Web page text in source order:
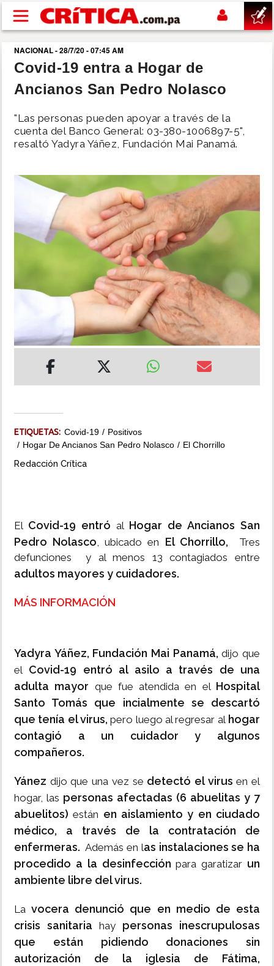
Pasar al contenido principal
buscar
SUCESOS
NACIONAL
DEPORTES
INSÓLITAS
IMPRESO
NACIONAL - 28/7/20 - 07:45 AM
Covid-19 entra a Hogar de
Ancianos San Pedro Nolasco
"Las personas pueden apoyar a través de la
cuenta del Banco General: 03-380-1006897-5",
resaltó Yadyra Yáñez, Fundación Mai Panamá.
ETIQUETAS: Covid-19
Positivos
Hogar De Ancianos San Pedro Nolasco
El Chorrillo
Redacción Crítica
El Covid-19 entró al Hogar de Ancianos San
Pedro Nolasco, ubicado en El Chorrillo, Tres
defunciones y al menos 13 contagiados entre
adultos mayores y cuidadores.
MÁS INFORMACIÓN
Yadyra Yáñez, Fundación Mai Panamá, dijo que
el Covid-19 entró al asilo a través de una
adulta mayor que fue atendida en el Hospital
Santo Tomás que incialmente se descartó
que tenía el virus, pero luego al regresar al hogar
contagió a un cuidador y algunos
compañeros.
Yánez dijo que una vez se detectó el virus en el
hogar, las personas afectadas (6 abuelitas y 7
abuelitos) están en aislamiento y en ciudado
médico, a través de la contratación de
enfermeras. Además en las instalaciones se ha
procedido a la desinfección para garatizar un
ambiente libre del virus.
La vocera denunció que en medio de esta
crisis sanitaria hay personas inescrupulosas
que están pidiendo donaciones sin
autorización de la iglesia de Fátima,